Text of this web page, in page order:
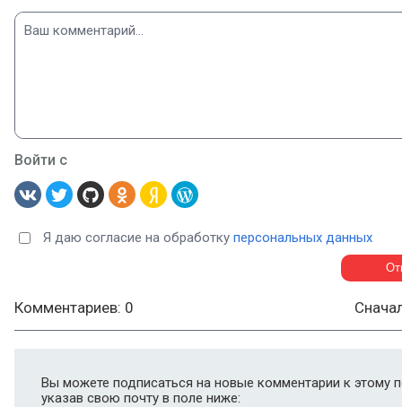
Войти с
Я даю согласие на обработку персональных данных
Комментариев: 0
Вы можете подписаться на новые комментарии к этому
указав свою почту в поле ниже: